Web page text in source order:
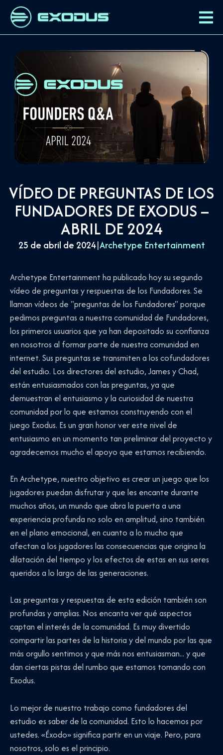
VÍDEO DE PREGUNTAS DE LOS
FUNDADORES DE EXODUS –
ABRIL DE 2024
25 de abril de 2024|Archetype Entertainment
Archetype Entertainment ha publicado hoy su segundo
vídeo de preguntas y respuestas de los Fundadores. Se
llaman vídeos de "preguntas de los Fundadores" porque
pedimos preguntas a nuestra comunidad de Fundadores,
los primeros usuarios que ya han depositado su confianza
en nosotros al formar parte de nuestra comunidad en
internet. Sus preguntas se transmiten a los cofundadores
del estudio. Los directores del estudio, James y Chad,
están entusiasmados con las preguntas, ya que
demuestran el entusiasmo y la curiosidad de nuestra
comunidad por lo que estamos construyendo con el
juego Exodus. Es un gran honor ver este nivel de
entusiasmo en un momento tan preliminar del proyecto y
agradecemos mucho el apoyo que estamos recibiendo.
En Archetype, nuestro objetivo es crear un juego que los
jugadores puedan disfrutar y que les encante durante
muchos años, un mundo que abra la puerta a una
experiencia profunda no solo en amplitud, sino también
en el plano emocional, en cuanto a lo mucho que
afectan a los jugadores las consecuencias que origina la
dilatación del tiempo y los efectos de estas en sus seres
queridos a lo largo de las generaciones.
Las preguntas y respuestas de esta edición también son
profundas y amplias. Nos encanta ver qué aspectos
captan el interés de la comunidad. Es muy divertido
compartir las partes de la historia y del mundo por las que
más orgullo sentimos y que más nos entusiasman... y que
dan ciertas pistas del rumbo que estamos tomando con
Exodus.
Lo mejor de nuestro trabajo como fundadores del
estudio es saber de la comunidad. Esto lo hacemos por
ustedes. «Éxodo» significa partir en un viaje. Pero, para
nosotros, solo es el principio.